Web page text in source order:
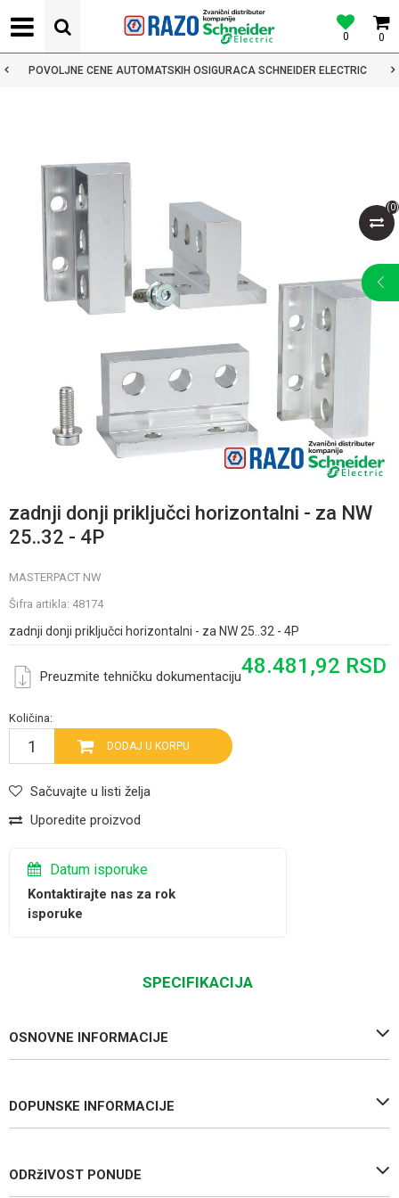
0
0
POVOLJNE CENE AUTOMATSKIH OSIGURACA SCHNEIDER ELECTRIC
(0)
zadnji donji priključci horizontalni - za NW
25..32 - 4P
MASTERPACT NW
Šifra artikla: 48174
zadnji donji priključci horizontalni - za NW 25..32 - 4P
Preuzmite tehničku dokumentaciju48.481,92 RSD
Količina:
DODAJ U KORPU
Sačuvajte u listi želja
Uporedite proizvod
Datum isporuke
Kontaktirajte nas za rok
isporuke
SPECIFIKACIJA
OSNOVNE INFORMACIJE
DOPUNSKE INFORMACIJE
ODRžIVOST PONUDE